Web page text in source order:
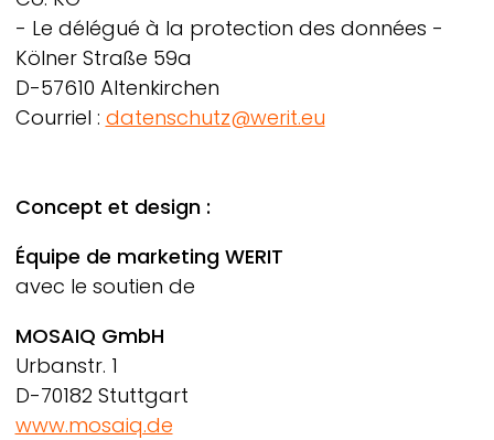
- Le délégué à la protection des données -
Kölner Straße 59a
D-57610 Altenkirchen
Courriel : datenschutz@werit.eu
Concept et design :
Équipe de marketingWERIT
avec le soutien de
MOSAIQ GmbH
Urbanstr. 1
D-70182 Stuttgart
www.mosaiq.de